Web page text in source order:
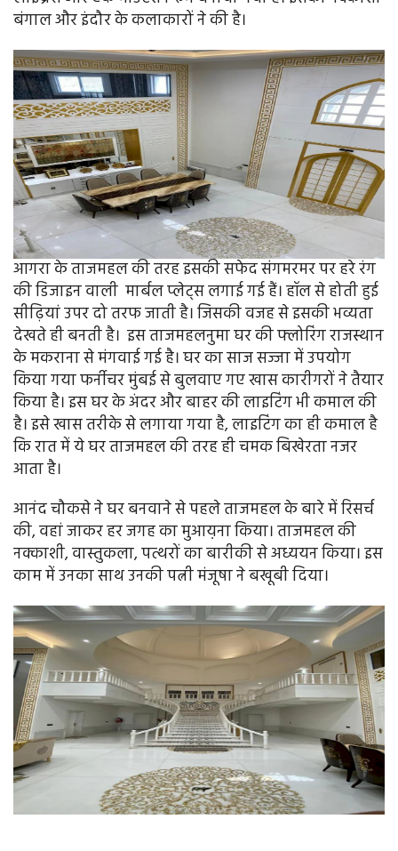
बंगाल और इंदौर के कलाकारों ने की है।
आगरा के ताजमहल की तरह इसकी सफेद संगमरमर पर हरे रंग
की डिजाइन वाली मार्बल प्लेट्स लगाई गई हैं। हॉल से होती हुई
सीढ़ियां उपर दो तरफ जाती है। जिसकी वजह से इसकी भव्यता
देखते ही बनती है। इस ताजमहलनुमा घर की फ्लोरिंग राजस्थान
के मकराना से मंगवाई गई है। घर का साज सज्जा में उपयोग
किया गया फर्नीचर मुंबई से बुलवाए गए खास कारीगरों ने तैयार
किया है। इस घर के अंदर और बाहर की लाइटिंग भी कमाल की
है। इसे खास तरीके से लगाया गया है, लाइटिंग का ही कमाल है
कि रात में ये घर ताजमहल की तरह ही चमक बिखेरता नजर
आता है।
आनंद चौकसे ने घर बनवाने से पहले ताजमहल के बारे में रिसर्च
की, वहां जाकर हर जगह का मुआय़ना किया। ताजमहल की
नक्काशी, वास्तुकला, पत्थरों का बारीकी से अध्ययन किया। इस
काम में उनका साथ उनकी पत्नी मंजूषा ने बखूबी दिया।